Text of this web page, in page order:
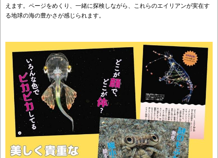
えます。ページをめくり、一緒に探検しながら、これらのエイリアンが実在す
る地球の海の豊かさが感じられます。